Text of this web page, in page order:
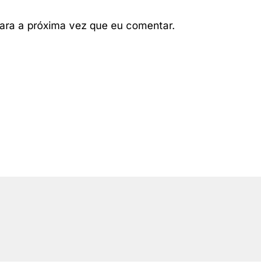
a próxima vez que eu comentar.